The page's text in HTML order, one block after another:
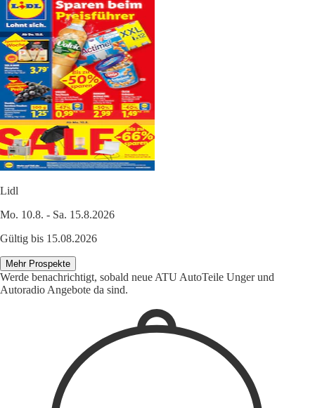
Lidl
Mo. 10.8. - Sa. 15.8.2026
Gültig bis 15.08.2026
Mehr Prospekte
Werde benachrichtigt, sobald neue ATU AutoTeile Unger und
Autoradio Angebote da sind.